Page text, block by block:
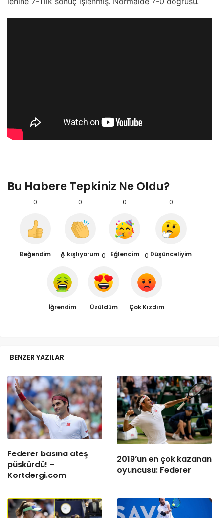
Bu Habere Tepkiniz Ne Oldu?
0
Beğendim
0
Alkışlıyorum
0
Eğlendim
0
Düşünceliyim
0
İğrendim
0
Üzüldüm
0
Çok Kızdım
BENZER YAZILAR
Federer basına ateş
püskürdü! –
Kortdergi.com
2019’un en çok kazanan
oyuncusu: Federer